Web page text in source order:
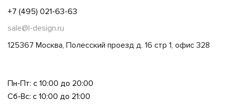
+7 (495) 021-63-63
sale@l-design.ru
125367 Москва, Полесский проезд д. 16 стр 1, офис 328
Пн-Пт: с 10:00 до 20:00
Сб-Вс: с 10:00 до 21:00